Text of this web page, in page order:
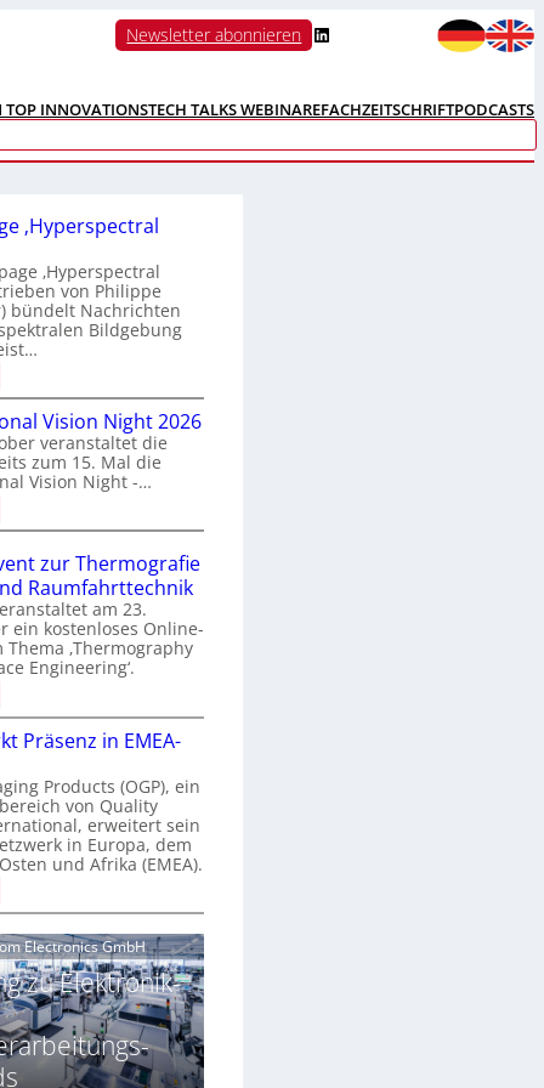
Newsletter abonnieren LinkedIn
TOP INNOVATIONSTECH TALKS WEBINAREFACHZEITSCHRIFTPODCASTS
‚Hyperspectral
‚Hyperspectral
von Philippe
bündelt Nachrichten
Bildgebung
a
Vision Night 2026
veranstaltet die
zum 15. Mal die
Vision Night -…
zur Thermografie
Raumfahrttechnik
am 23.
ein kostenloses Online-
Thema ‚Thermography
Engineering‘.
T
Präsenz in EMEA-
Products (OGP), ein
von Quality
erweitert sein
in Europa, dem
und Afrika (EMEA).
Electronics GmbH
zu Elektronik-